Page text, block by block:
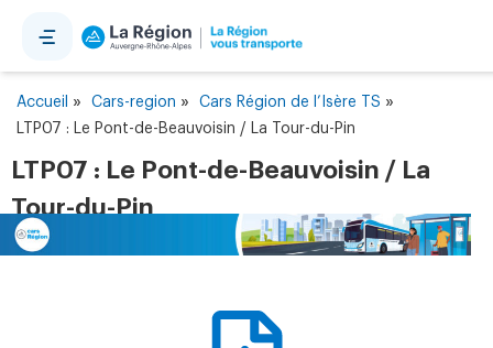
Accueil » Cars-region » Cars Région de l’Isère TS »
LTP07 : Le Pont-de-Beauvoisin / La Tour-du-Pin
LTP07 : Le Pont-de-Beauvoisin / La
Tour-du-Pin